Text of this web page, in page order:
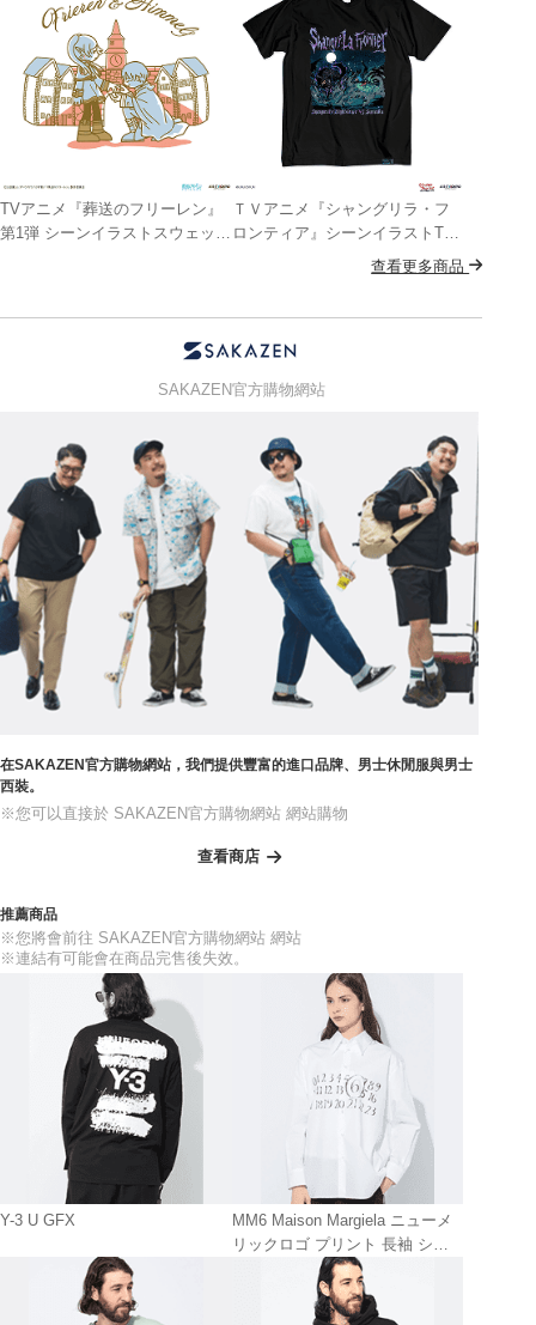
TVアニメ『葬送のフリーレン』
第1弾 シーンイラストスウェット
ＴＶアニメ『シャングリラ・フ
ロンティア』シーンイラストTシ
ャツⅠ (VS.夜襲のリュカオー
查看更多商品
SAKAZEN官方購物網站
在SAKAZEN官方購物網站，我們提供豐富的進口品牌、男士休閒服與男士
西裝。
※您可以直接於 SAKAZEN官方購物網站 網站購物
查看商店
推薦商品
※您將會前往 SAKAZEN官方購物網站 網站
※連結有可能會在商品完售後失效。
Y-3 U GFX
MM6 Maison Margiela ニューメ
リックロゴ プリント 長袖 シャ
ツ レディース